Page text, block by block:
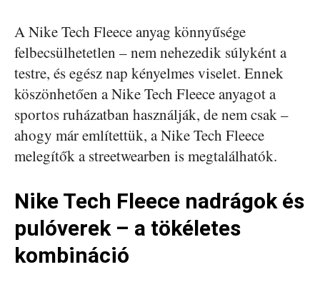
A Nike Tech Fleece anyag könnyűsége
felbecsülhetetlen – nem nehezedik súlyként a
testre, és egész nap kényelmes viselet. Ennek
köszönhetően a Nike Tech Fleece anyagot a
sportos ruházatban használják, de nem csak –
ahogy már említettük, a Nike Tech Fleece
melegítők a streetwearben is megtalálhatók.
Nike Tech Fleece nadrágok és
pulóverek – a tökéletes
kombináció